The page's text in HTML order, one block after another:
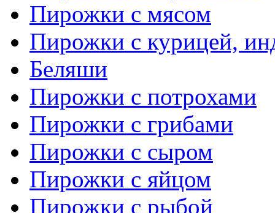
Пирожки с мясом
Пирожки с курицей,
Беляши
Пирожки с потрохами
Пирожки с грибами
Пирожки с сыром
Пирожки с яйцом
Пирожки с рыбой